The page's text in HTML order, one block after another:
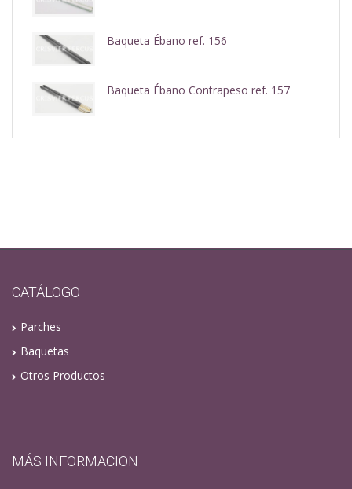
Baqueta Ébano ref. 156
Baqueta Ébano Contrapeso ref. 157
CATÁLOGO
Parches
Baquetas
Otros Productos
MÁS INFORMACION